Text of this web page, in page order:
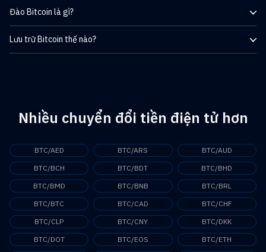
Mạng Bitcoin (BTC) được bảo mật bởi cơ chế đồng thuận Proof-of-
Work (PoW). Hệ thống này cho phép các giao dịch có thể được xử lý
theo cách phi tập trung mà không cần bên thứ ba đáng tin cậy.
Đào Bitcoin là gì?
Vì rất nhiều altcoin thường được giao dịch với Bitcoin, nên giá trị của
chúng về cơ bản được xác định bởi giá trị của BTC. Bitcoin (BTC)
hiện là đồng tiền điện tử lớn nhất theo vốn hóa thị trường và tiếp
Lưu trữ Bitcoin thế nào?
Nhiều chuyển đổi tiền điện tử hơn
BTC/AED BTC/ARS
BTC/AUD
BTC/BCH
BTC/BDT
BTC/BHD
BTC/BMD
BTC/BNB
BTC/BRL
BTC/BTC
BTC/CAD
BTC/CHF
BTC/CLP
BTC/CNY
BTC/DKK
BTC/DOT
BTC/EOS
BTC/ETH